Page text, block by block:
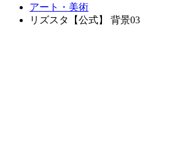
アート・美術
リズスタ【公式】 背景03